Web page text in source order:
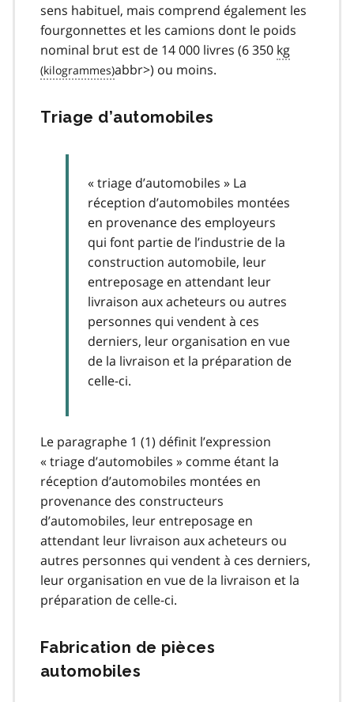
sens habituel, mais comprend également les
fourgonnettes et les camions dont le poids
nominal brut est de 14 000 livres (6 350 kg
abbr>) ou moins.
Triage d’automobiles
« triage d’automobiles » La
réception d’automobiles montées
en provenance des employeurs
qui font partie de l’industrie de la
construction automobile, leur
entreposage en attendant leur
livraison aux acheteurs ou autres
personnes qui vendent à ces
derniers, leur organisation en vue
de la livraison et la préparation de
celle-ci.
Le paragraphe 1 (1) définit l’expression
« triage d’automobiles » comme étant la
réception d’automobiles montées en
provenance des constructeurs
d’automobiles, leur entreposage en
attendant leur livraison aux acheteurs ou
autres personnes qui vendent à ces derniers,
leur organisation en vue de la livraison et la
préparation de celle-ci.
Fabrication de pièces
automobiles